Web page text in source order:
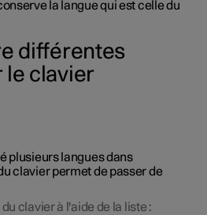
la langue qui est celle du
différentes
le clavier
plusieurs langues dans
clavier permet de passer de
clavier à l'aide de la liste :